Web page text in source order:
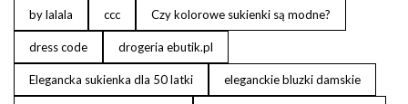
by lalala ccc Czy kolorowe sukienki są modne?
dress code drogeria ebutik.pl
Elegancka sukienka dla 50 latki eleganckie bluzki damskie